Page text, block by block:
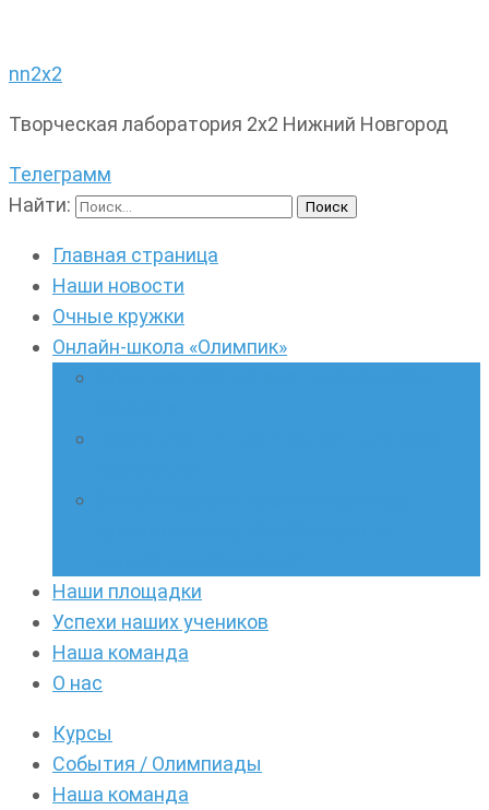
nn2x2
Творческая лаборатория 2х2 Нижний Новгород
Телеграмм
Найти:
Главная страница
Наши новости
Очные кружки
Онлайн-школа «Олимпик»
Наши площадки
Успехи наших учеников
Наша команда
О нас
Курсы
События / Олимпиады
Наша команда